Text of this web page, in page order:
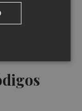
que
al
de números